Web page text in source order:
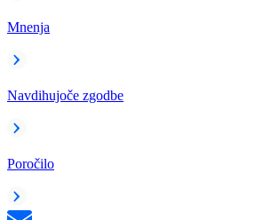
Mnenja
Navdihujoče zgodbe
Poročilo